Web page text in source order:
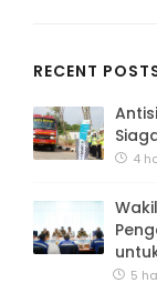
RECENT
4
5